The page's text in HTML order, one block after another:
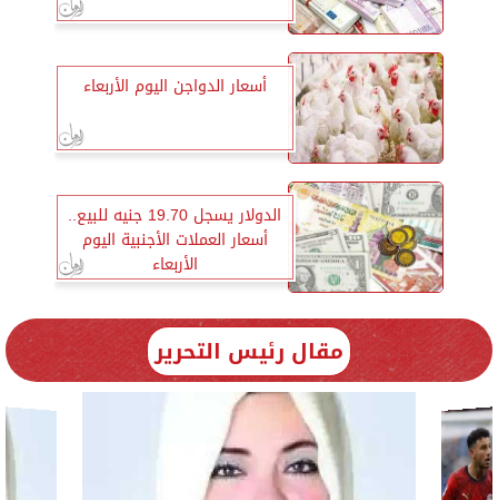
أسعار الدواجن اليوم الأربعاء
الدولار يسجل 19.70 جنيه للبيع..
أسعار العملات الأجنبية اليوم
الأربعاء
مقال رئيس التحرير